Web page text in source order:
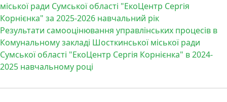
міської ради Сумської області "ЕкоЦентр Сергія
Корнієнка" за 2025-2026 навчальний рік
Результати самооцінювання управлінських процесів в
Комунальному закладі Шосткинської міської ради
Сумської області "ЕкоЦентр Сергія Корнієнка" в 2024-
2025 навчальному році